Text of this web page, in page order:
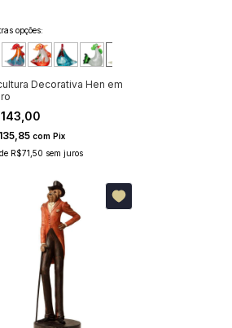
opções:
Decorativa Hen em
com Pix
de R$71,50 sem juros